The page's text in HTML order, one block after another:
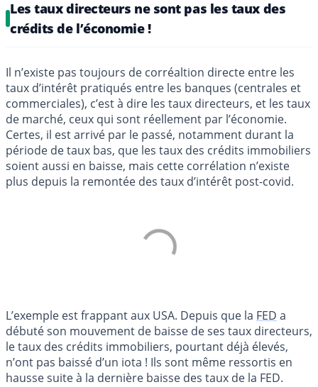
Les taux directeurs ne sont pas les taux des
crédits de l’économie !
Il n’existe pas toujours de corréaltion directe entre les
taux d’intérêt pratiqués entre les banques (centrales et
commerciales), c’est à dire les taux directeurs, et les taux
de marché, ceux qui sont réellement par l’économie.
Certes, il est arrivé par le passé, notamment durant la
période de taux bas, que les taux des crédits immobiliers
soient aussi en baisse, mais cette corrélation n’existe
plus depuis la remontée des taux d’intérêt post-covid.
L’exemple est frappant aux USA. Depuis que la FED a
débuté son mouvement de baisse de ses taux directeurs,
le taux des crédits immobiliers, pourtant déjà élevés,
n’ont pas baissé d’un iota ! Ils sont même ressortis en
hausse suite à la dernière baisse des taux de la FED.